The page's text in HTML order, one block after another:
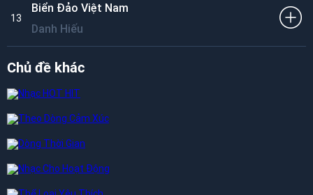
13
Biển Đảo Việt Nam
Danh Hiếu
Chủ đề khác